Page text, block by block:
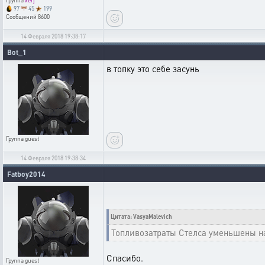
97
45
199
Сообщений 8600
14 Февраля 2018 19:38:17
Bot_1
Группаguest
в топку это себе засунь
14 Февраля 2018 19:38:34
Fatboy2014
Группаguest
Цитата: VasyaMalevich
Топливозатраты Стелса уменьшены
Спасибо.